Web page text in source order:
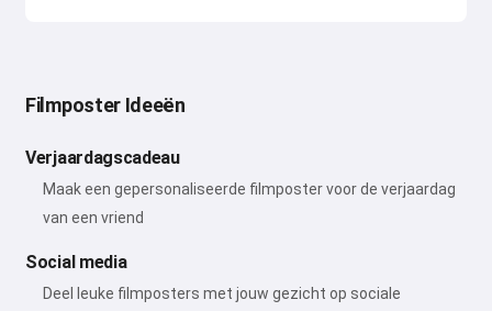
Filmposter Ideeën
Verjaardagscadeau
Maak een gepersonaliseerde filmposter voor de verjaardag
van een vriend
Social media
Deel leuke filmposters met jouw gezicht op sociale